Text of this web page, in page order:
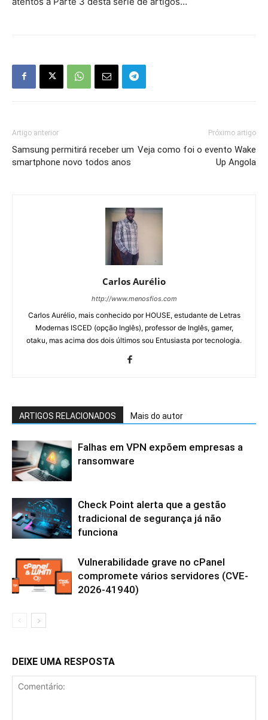
Artigo anterior
Samsung permitirá receber um
smartphone novo todos anos
Próximo artigo
Veja como foi o evento Wake
Up Angola
Carlos Aurélio
http://www.menosfios.com
Carlos Aurélio, mais conhecido por HOUSE, estudante de Letras
Modernas ISCED (opção Inglês), professor de Inglês, gamer,
otaku, mas acima dos dois últimos sou Entusiasta por tecnologia.
ARTIGOS RELACIONADOS Mais do autor
Falhas em VPN expõem empresas a
ransomware
Check Point alerta que a gestão
tradicional de segurança já não
funciona
Vulnerabilidade grave no cPanel
compromete vários servidores (CVE-
2026-41940)
DEIXE UMA RESPOSTA